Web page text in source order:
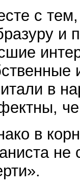
с
и
в
в
не